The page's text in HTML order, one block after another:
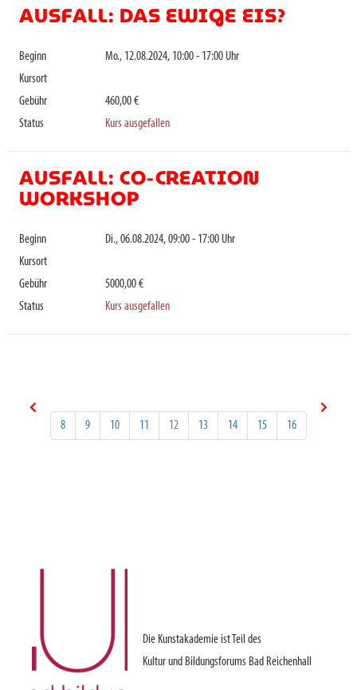
AUSFALL: DAS EWIGE EIS?
Beginn
Mo., 12.08.2024, 10:00 - 17:00 Uhr
Kursort
Gebühr
460,00 €
Status
Kurs ausgefallen
AUSFALL: CO-CREATION
WORKSHOP
Beginn
Di., 06.08.2024, 09:00 - 17:00 Uhr
Kursort
Gebühr
5000,00 €
Status
Kurs ausgefallen
8 9 10 11 12 13 14 15 16
Die Kunstakademie ist Teil des
Kultur und Bildungsforums Bad Reichenhall